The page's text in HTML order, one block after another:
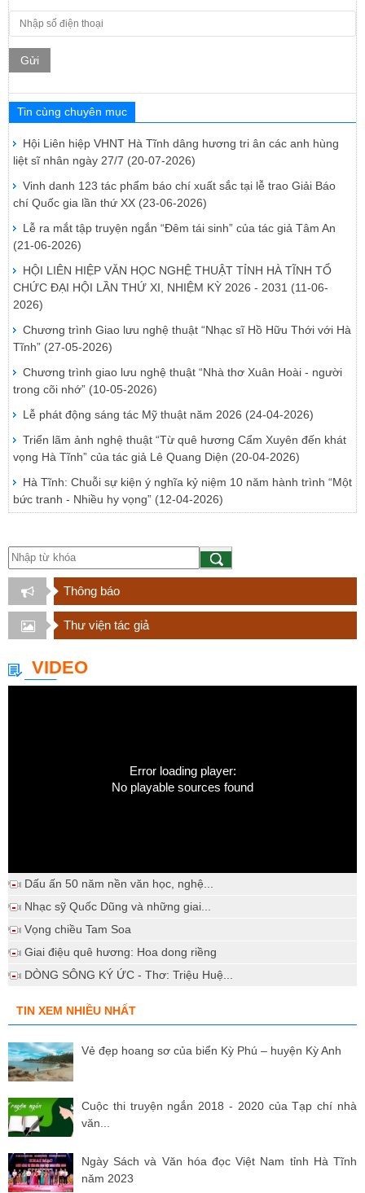
Gửi
Tin cùng chuyên mục
Hội Liên hiệp VHNT Hà Tĩnh dâng hương tri ân các anh hùng
liệt sĩ nhân ngày 27/7 (20-07-2026)
Vinh danh 123 tác phẩm báo chí xuất sắc tại lễ trao Giải Báo
chí Quốc gia lần thứ XX (23-06-2026)
Lễ ra mắt tập truyện ngắn “Đêm tái sinh” của tác giả Tâm An
(21-06-2026)
HỘI LIÊN HIỆP VĂN HỌC NGHỆ THUẬT TỈNH HÀ TĨNH TỔ
CHỨC ĐẠI HỘI LẦN THỨ XI, NHIỆM KỲ 2026 - 2031 (11-06-
2026)
Chương trình Giao lưu nghệ thuật “Nhạc sĩ Hồ Hữu Thới với Hà
Tĩnh” (27-05-2026)
Chương trình giao lưu nghệ thuật “Nhà thơ Xuân Hoài - người
trong cõi nhớ” (10-05-2026)
Lễ phát động sáng tác Mỹ thuật năm 2026 (24-04-2026)
Triển lãm ảnh nghệ thuật “Từ quê hương Cẩm Xuyên đến khát
vọng Hà Tĩnh” của tác giả Lê Quang Diện (20-04-2026)
Hà Tĩnh: Chuỗi sự kiện ý nghĩa kỷ niệm 10 năm hành trình “Một
bức tranh - Nhiều hy vọng” (12-04-2026)
Thông báo
Thư viện tác giả
VIDEO
Error loading player:
No playable sources found
Dấu ấn 50 năm nền văn học, nghệ...
Nhạc sỹ Quốc Dũng và những giai...
Vọng chiều Tam Soa
Giai điệu quê hương: Hoa dong riềng
DÒNG SÔNG KÝ ỨC - Thơ: Triệu Huệ...
TIN XEM NHIỀU NHẤT
Vẻ đẹp hoang sơ của biển Kỳ Phú – huyện Kỳ Anh
Cuộc thi truyện ngắn 2018 - 2020 của Tạp chí nhà
văn...
Ngày Sách và Văn hóa đọc Việt Nam tỉnh Hà Tĩnh
năm 2023